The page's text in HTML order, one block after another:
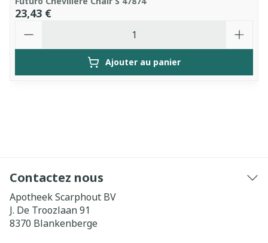
23,43 €
Ajouter au panier
Contactez nous
Apotheek Scarphout BV
J. De Troozlaan 91
8370 Blankenberge